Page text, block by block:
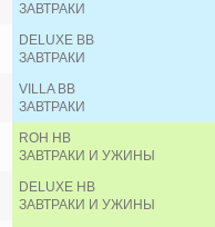
ЗАВТРАКИ
DELUXE BB
ЗАВТРАКИ
VILLA BB
ЗАВТРАКИ
ROH HB
ЗАВТРАКИ И УЖИНЫ
DELUXE HB
ЗАВТРАКИ И УЖИНЫ